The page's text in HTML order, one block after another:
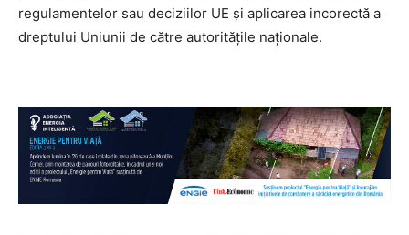
regulamentelor sau deciziilor UE și aplicarea incorectă a
dreptului Uniunii de către autoritățile naționale.